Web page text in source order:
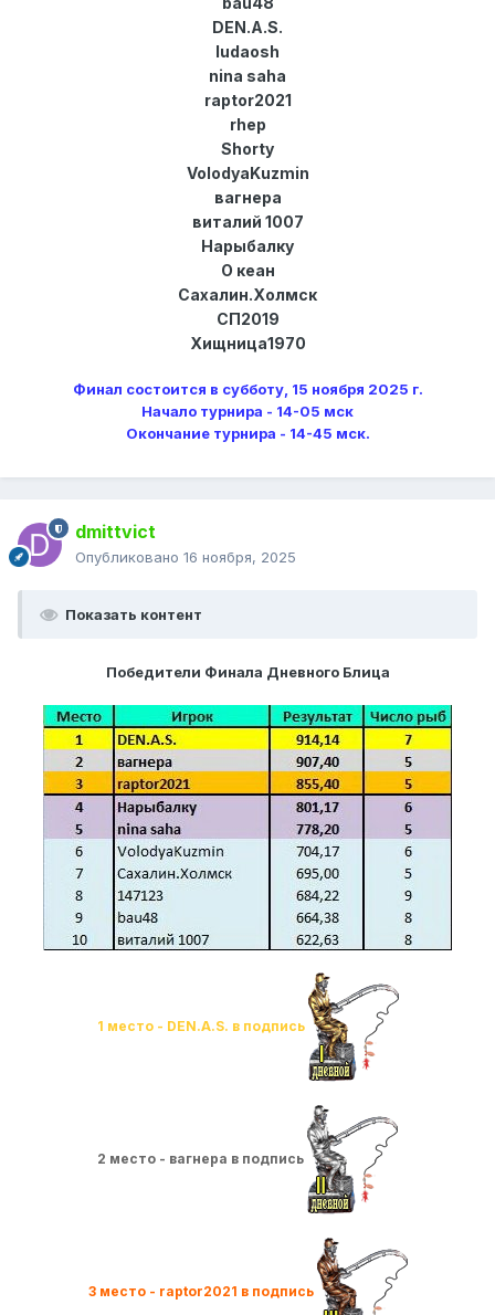
DEN.A.S.
ludaosh
nina saha
raptor2021
rhep
Shorty
VolodyaKuzmin
вагнера
виталий 1007
Нарыбалку
О кеан
Сахалин.Холмск
СП2019
Хищница1970
Финал состоится в субботу, 15 ноября 2025 г.
Начало турнира - 14-05 мск
Окончание турнира - 14-45 мск.
dmittvict
Опубликовано 16 ноября, 2025
Показать контент
Победители Финала Дневного Блица
1 место - DEN.A.S. в подпись
2 место - вагнера в подпись
3 место - raptor2021 в подпись